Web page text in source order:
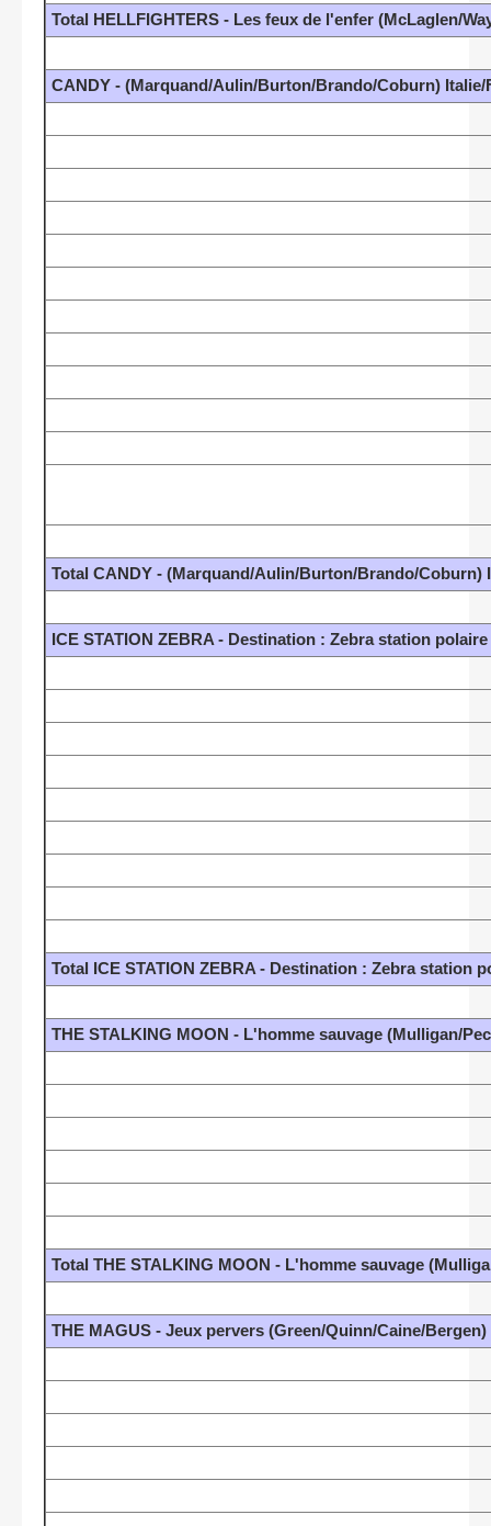
Total HELLFIGHTERS - Les feux de l'enfer (McLaglen/
CANDY - (Marquand/Aulin/Burton/Brando/Coburn) Italie/
Total CANDY - (Marquand/Aulin/Burton/Brando/Coburn)
ICE STATION ZEBRA - Destination : Zebra station
Total ICE STATION ZEBRA - Destination : Zebra station
THE STALKING MOON - L'homme sauvage (Mulligan/
Total THE STALKING MOON - L'homme sauvage
THE MAGUS - Jeux pervers (Green/Quinn/Caine/Bergen)